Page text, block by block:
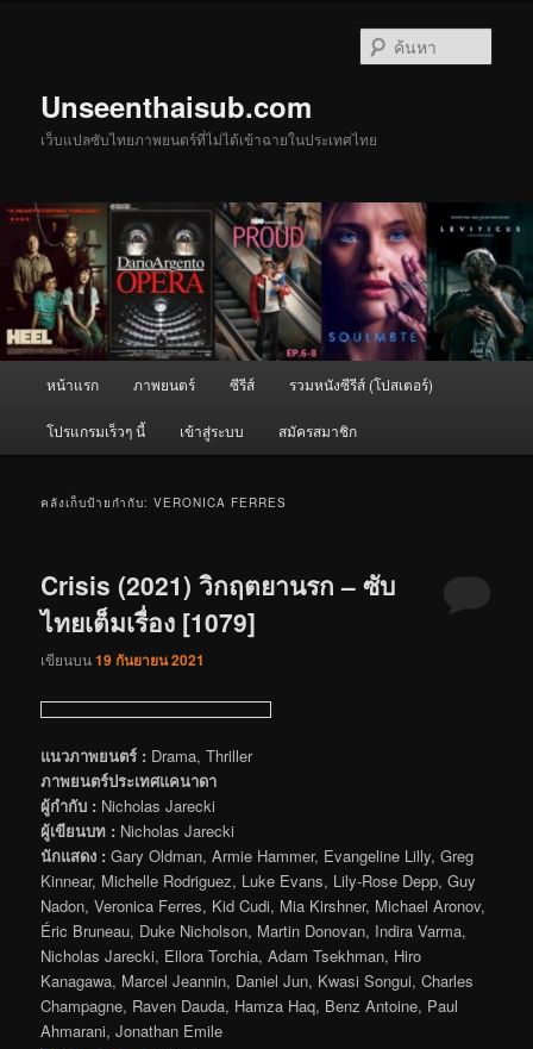
Unseenthaisub.com
เว็บแปลซับไทยภาพยนตร์ที่ไม่ได้เข้าฉายในประเทศไทย
หน้าแรก ภาพยนตร์ ซีรีส์ รวมหนังซีรีส์ (โปสเตอร์)
โปรแกรมเร็วๆ นี้ เข้าสู่ระบบ สมัครสมาชิก
คลังเก็บป้ายกำกับ:VERONICA FERRES
Crisis (2021) วิกฤตยานรก – ซับ
ไทยเต็มเรื่อง [1079]
เขียนบน19 กันยายน 2021
แนวภาพยนตร์ : Drama, Thriller
ภาพยนตร์ประเทศแคนาดา
ผู้กำกับ : Nicholas Jarecki
ผู้เขียนบท : Nicholas Jarecki
นักแสดง : Gary Oldman, Armie Hammer, Evangeline Lilly, Greg
Kinnear, Michelle Rodriguez, Luke Evans, Lily-Rose Depp, Guy
Nadon, Veronica Ferres, Kid Cudi, Mia Kirshner, Michael Aronov,
Éric Bruneau, Duke Nicholson, Martin Donovan, Indira Varma,
Nicholas Jarecki, Ellora Torchia, Adam Tsekhman, Hiro
Kanagawa, Marcel Jeannin, Daniel Jun, Kwasi Songui, Charles
Champagne, Raven Dauda, Hamza Haq, Benz Antoine, Paul
Ahmarani, Jonathan Emile